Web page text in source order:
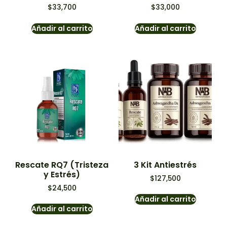
$33,700
Añadir al carrito
$33,000
Añadir al carrito
Rescate RQ7 (Tristeza
y Estrés)
$24,500
Añadir al carrito
3 Kit Antiestrés
$127,500
Añadir al carrito